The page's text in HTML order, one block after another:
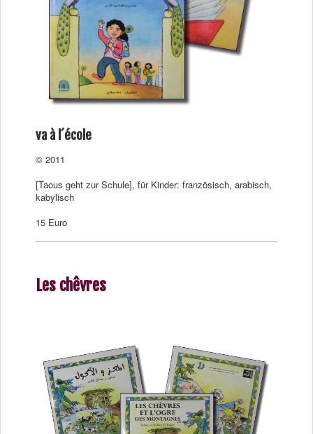
va à l´école
© 2011
[Taous geht zur Schule], für Kinder: französisch, arabisch,
kabylisch
15 Euro
Les chêvres